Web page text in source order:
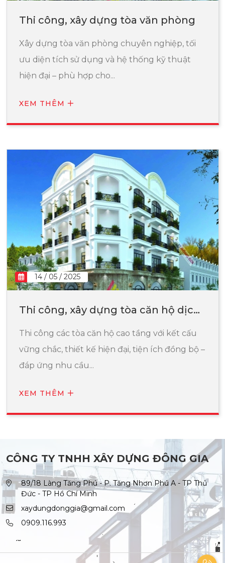
Thi công, xây dựng tòa văn phòng
Xây dựng tòa văn phòng chuyên nghiệp, tối
ưu diện tích sử dụng và hệ thống kỹ thuật
hiện đại – phù hợp cho...
XEM THÊM
14 / 05 / 2025
Thi công, xây dựng tòa căn hộ dịch
Thi công các tòa căn hộ cao tầng với kết cấu
vững chắc, thiết kế hiện đại, tiện ích đồng bộ –
đáp ứng nhu cầu...
XEM THÊM
CÔNG TY TNHH XÂY DỰNG ĐÔNG GIA
89/18 Làng Tăng Phú - P. Tăng Nhơn Phú A - TP Thủ
Đức - TP Hồ Chí Minh
xaydungdonggia@gmail.com
0909.116.993